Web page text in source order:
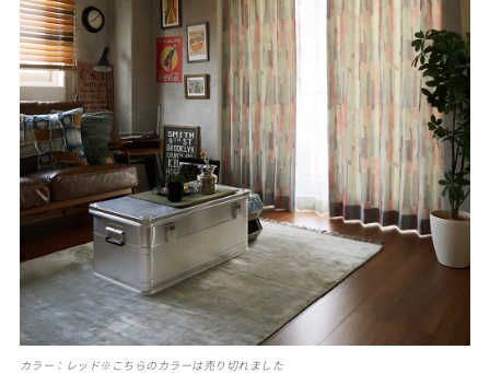
カラー：レッド※こちらのカラーは売り切れました